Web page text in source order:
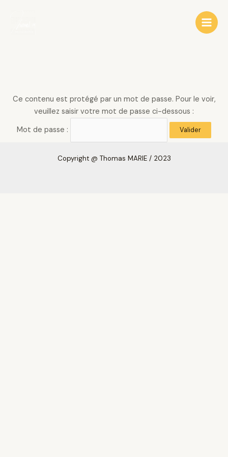
Main
Ce contenu est protégé par un mot de passe. Pour le voir,
veuillez saisir votre mot de passe ci-dessous :
Mot de passe :
Copyright @ Thomas MARIE / 2023